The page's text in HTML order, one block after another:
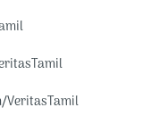
VeritasTamil​​